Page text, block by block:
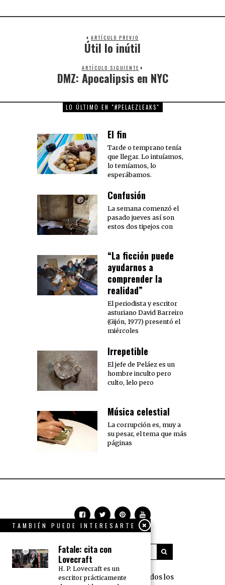
ARTÍCULO PREVIO
Previous
Útil lo inútil
ARTÍCULO SIGUIENTE
Next
post:
DMZ: Apocalipsis en NYC
LO ÚLTIMO EN "#PELAEZLEAKS"
El fin
Tarde o temprano tenía
que llegar. Lo intuíamos,
lo temíamos, lo
esperábamos.
Confusión
La semana comenzó el
pasado jueves así son
estos dos tipejos con
“La ficción puede
ayudarnos a
comprender la
realidad”
El periodista y escritor
asturiano David Barreiro
(Gijón, 1977) presentó el
miércoles
Irrepetible
El jefe de Peláez es un
hombre inculto pero
culto, lelo pero
Música celestial
La corrupción es, muy a
su pesar, el tema que más
páginas
360 Grados Press © 2018 Todos los
TAMBIÉN PUEDE INTERESARTE
Fatale: cita con
Lovecraft
H. P. Lovecraft es un
escritor prácticamente